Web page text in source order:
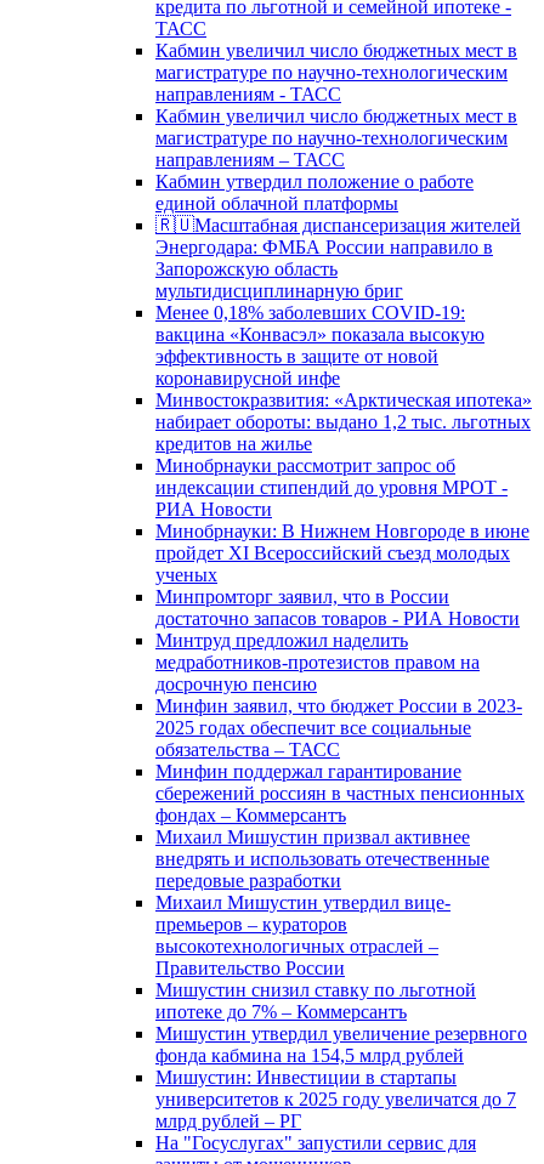
кредита по льготной и семейной ипотеке -
ТАСС
Кабмин увеличил число бюджетных мест в
магистратуре по научно-технологическим
направлениям - ТАСС
Кабмин увеличил число бюджетных мест в
магистратуре по научно-технологическим
направлениям – ТАСС
Кабмин утвердил положение о работе
единой облачной платформы
🇷🇺Масштабная диспансеризация жителей
Энергодара: ФМБА России направило в
Запорожскую область
мультидисциплинарную бриг
Менее 0,18% заболевших COVID-19:
вакцина «Конвасэл» показала высокую
эффективность в защите от новой
коронавирусной инфе
Минвостокразвития: «Арктическая ипотека»
набирает обороты: выдано 1,2 тыс. льготных
кредитов на жилье
Минобрнауки рассмотрит запрос об
индексации стипендий до уровня МРОТ -
РИА Новости
Минобрнауки: В Нижнем Новгороде в июне
пройдет XI Всероссийский съезд молодых
ученых
Минпромторг заявил, что в России
достаточно запасов товаров - РИА Новости
Минтруд предложил наделить
медработников-протезистов правом на
досрочную пенсию
Минфин заявил, что бюджет России в 2023-
2025 годах обеспечит все социальные
обязательства – ТАСС
Минфин поддержал гарантирование
сбережений россиян в частных пенсионных
фондах – Коммерсантъ
Михаил Мишустин призвал активнее
внедрять и использовать отечественные
передовые разработки
Михаил Мишустин утвердил вице-
премьеров – кураторов
высокотехнологичных отраслей –
Правительство России
Мишустин снизил ставку по льготной
ипотеке до 7% – Коммерсантъ
Мишустин утвердил увеличение резервного
фонда кабмина на 154,5 млрд рублей
Мишустин: Инвестиции в стартапы
университетов к 2025 году увеличатся до 7
млрд рублей – РГ
На "Госуслугах" запустили сервис для